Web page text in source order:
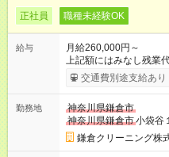
正社員 職種未経験OK
給与
月給260,000円～
上記額にはみなし残業
ます。 みなし残業代
【試用期間】試用期間
交通費別途支給あり
勤務地
神奈川県鎌倉市
神奈川県鎌倉市小袋谷
鎌倉クリーニング株